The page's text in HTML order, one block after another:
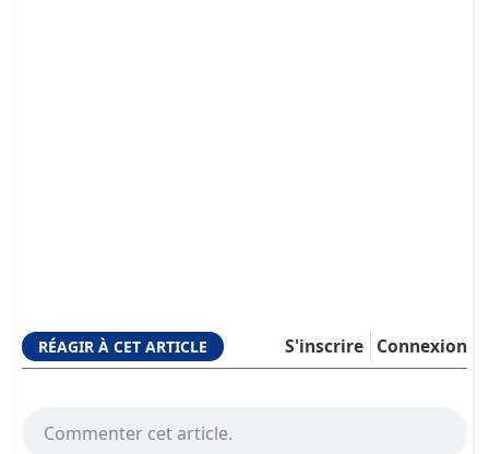
RÉAGIR À CET ARTICLE Connexion
S'inscrire
Commenter cet article.